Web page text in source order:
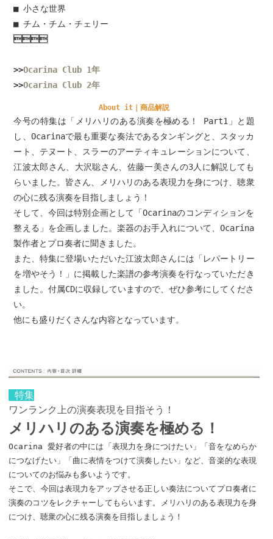
■ 小さな世界
■ チム・チム・チェリー

>>Ocarina Club 1年
>>Ocarina Club 2年
About it｜商品解説
今号の特集は「メリハリのある演奏を極める！ Part1」と題
し、Ocarinaで最も重要な奏法であるタンギングと、スタッカ
ート、テヌート、スラーのアーティキュレーションについて、
江波太郎さん、大沢聡さん、佐藤一美さんの3人に解説しても
らいました。皆さん、メリハリのある表現力を身につけ、聴衆
の心に残る演奏を目指しましょう！
そして、今回は特別企画として「Ocarinaのコンディションを
整える」を企画しました。楽器のお手入れについて、Ocarina
製作者とプロ奏者に聞きました。
また、特集に登場いただいた江波太郎さんには「レパートリー
を増やそう！」に掲載した楽譜の参考演奏を行なっていただき
ました。付属CDに収録していますので、ぜひ参考にしてくださ
い。
他にも盛りだくさんな内容となっています。
特集
ワンランク上の演奏表現を目指そう！
メリハリのある演奏を極める！
Ocarina 愛好者の中には「表現力を身につけたい」「音をなめらか
につなげたい」「曲に表情をつけて演奏したい」など、音楽的な表現
についてのお悩みも多いようです。
そこで、今回は表現力をアップさせる正しい奏法についてプロ奏者に
演奏のコツをレクチャーしてもらいます。メリハリのある表現力を身
につけ、聴衆の心に残る演奏を目指しましょう！